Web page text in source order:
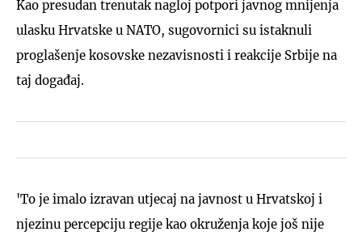
Kao presudan trenutak nagloj potpori javnog mnijenja
ulasku Hrvatske u NATO, sugovornici su istaknuli
proglašenje kosovske nezavisnosti i reakcije Srbije na
taj događaj.
'To je imalo izravan utjecaj na javnost u Hrvatskoj i
njezinu percepciju regije kao okruženja koje još nije